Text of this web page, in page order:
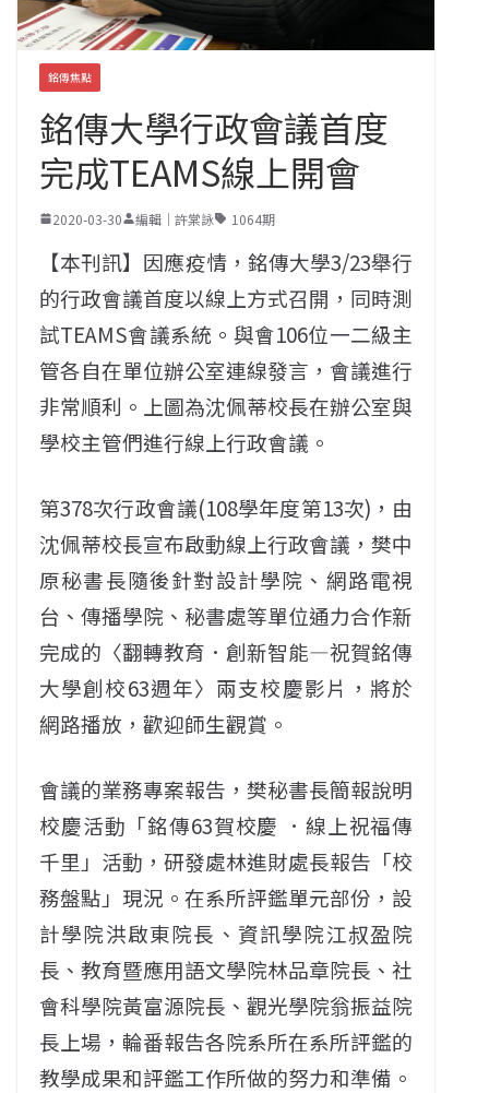
銘傳焦點
銘傳大學行政會議首度
完成TEAMS線上開會
2020-03-30 編輯｜許棠詠 1064期
【本刊訊】因應疫情，銘傳大學3/23舉行
的行政會議首度以線上方式召開，同時測
試TEAMS會議系統。與會106位一二級主
管各自在單位辦公室連線發言，會議進行
非常順利。上圖為沈佩蒂校長在辦公室與
學校主管們進行線上行政會議。
第378次行政會議(108學年度第13次)，由
沈佩蒂校長宣布啟動線上行政會議，樊中
原秘書長隨後針對設計學院、網路電視
台、傳播學院、秘書處等單位通力合作新
完成的〈翻轉教育．創新智能—祝賀銘傳
大學創校63週年〉兩支校慶影片，將於
網路播放，歡迎師生觀賞。
會議的業務專案報告，樊秘書長簡報說明
校慶活動「銘傳63賀校慶 ．線上祝福傳
千里」活動，研發處林進財處長報告「校
務盤點」現況。在系所評鑑單元部份，設
計學院洪啟東院長、資訊學院江叔盈院
長、教育暨應用語文學院林品章院長、社
會科學院黃富源院長、觀光學院翁振益院
長上場，輪番報告各院系所在系所評鑑的
教學成果和評鑑工作所做的努力和準備。